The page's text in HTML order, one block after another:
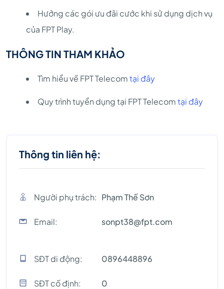
Hưởng các gói ưu đãi cước khi sử dụng dịch vụ
của FPT Play.
THÔNG TIN THAM KHẢO
Tìm hiểu về FPT Telecomtại đây
Quy trình tuyển dụng tại FPT Telecomtại đây
Thông tin liên hệ:
Người phụ trách: Phạm Thế Sơn
Email: sonpt38@fpt.com
SĐT di động: 0896448896
SĐT cố định: 0